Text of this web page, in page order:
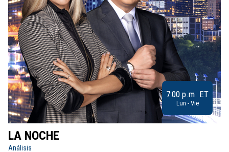
7:00 p.m. ET
Lun - Vie
LA NOCHE
Análisis